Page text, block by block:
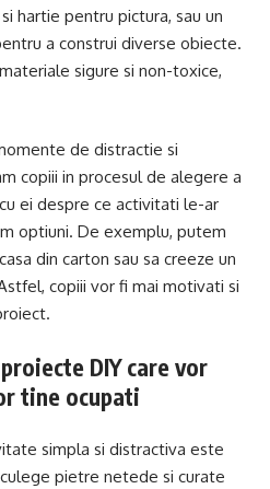
hartie pentru pictura, sau un
a construi diverse obiecte.
sigure si non-toxice,
de distractie si
copiii in procesul de alegere a
ei despre ce activitati le-ar
optiuni. De exemplu, putem
din carton sau sa creeze un
copiii vor fi mai motivati si
DIY care vor
tine ocupati
simpla si distractiva este
pietre netede si curate